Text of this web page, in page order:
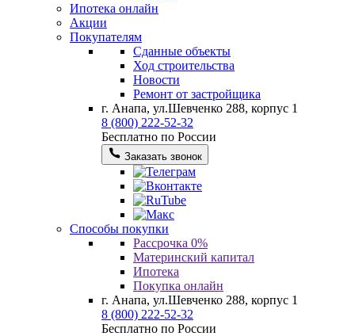
Ипотека онлайн
Акции
Покупателям
Сданные объекты
Ход строительства
Новости
Ремонт от застройщика
г. Анапа, ул.Шевченко 288, корпус 1
8 (800) 222-52-32
Бесплатно по России
Заказать звонок
Способы покупки
Рассрочка 0%
Материнский капитал
Ипотека
Покупка онлайн
г. Анапа, ул.Шевченко 288, корпус 1
8 (800) 222-52-32
Бесплатно по России